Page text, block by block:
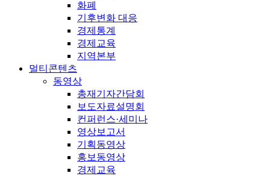
화폐
기후변화 대응
경제통계
경제교육
지역본부
멀티콘텐츠
동영상
총재기자간담회
보도자료설명회
컨퍼런스·세미나
영상보고서
기획동영상
홍보동영상
경제교육